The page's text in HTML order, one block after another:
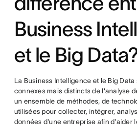
Business
et le Big
La Business Intelligence et le Big
connexes mais distincts de l'analyse
un ensemble de méthodes, de
utilisées pour collecter, intégrer,
données d'une entreprise afin d'aider